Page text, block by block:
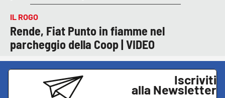
IL ROGO
Rende, Fiat Punto in fiamme nel
parcheggio della Coop | VIDEO
Iscriviti
alla Newsletter